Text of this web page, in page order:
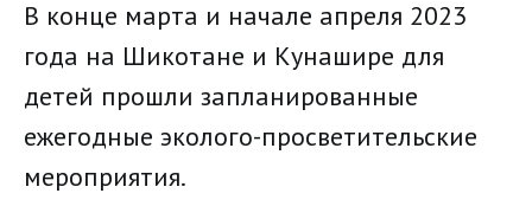
В конце марта и начале апреля 2023
года на Шикотане и Кунашире для
детей прошли запланированные
ежегодные эколого-просветительские
мероприятия.